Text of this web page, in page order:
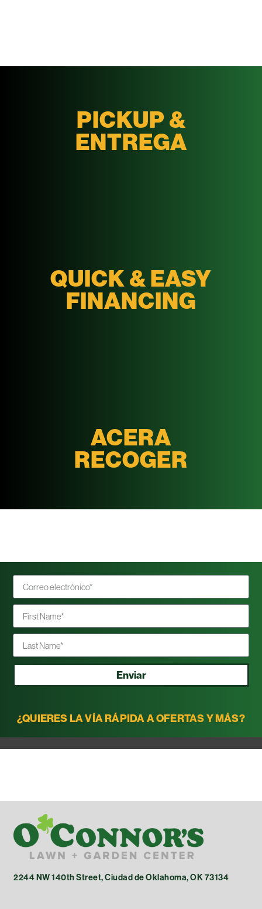
PICKUP &
ENTREGA
QUICK & EASY
FINANCING
ACERA
RECOGER
¿QUIERES LA VÍA RÁPIDA A OFERTAS Y MÁS?
Enviar
2244 NW 140th Street, Ciudad de Oklahoma, OK 73134